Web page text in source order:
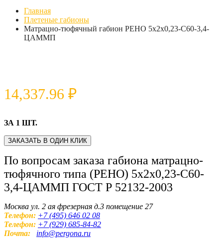
Главная
Плетеные габионы
Матрацно-тюфячный габион РЕНО 5х2х0,23-С60-3,4-
ЦАММП
14,337.96 ₽
ЗА 1 ШТ.
ЗАКАЗАТЬ В ОДИН КЛИК
По вопросам заказа габиона матрацно-
тюфячного типа (РЕНО) 5х2х0,23-С60-
3,4-ЦАММП ГОСТ Р 52132-2003
Москва ул. 2 ая фрезерная д.3 помещение 27
Телефон: +7 (495) 646 02 08
Телефон: +7 (929) 685-84-82
Почта: info@pergona.ru